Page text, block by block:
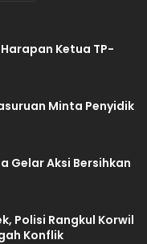
Ketua TP-
Minta Penyidik
Gelar Aksi Bersihkan
Polisi Rangkul Korwil
Konflik